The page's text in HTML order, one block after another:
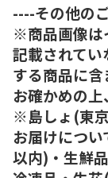
----その他の
※商品画像は
記載されて
する商品に
お確かめの上
※島しょ(東
お届けにつ
以内)・生鮮